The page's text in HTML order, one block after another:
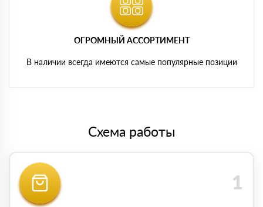
ОГРОМНЫЙ АССОРТИМЕНТ
В наличии всегда имеются самые популярные позиции
Схема работы